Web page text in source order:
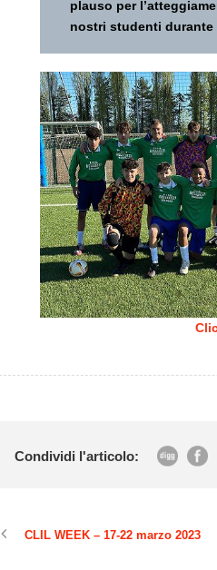
plauso per
nostri studenti
Condividi l'articolo:
CLIL WEEK – 17-22 marzo 2023